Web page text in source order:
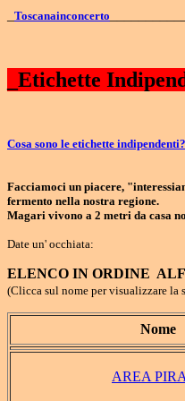
Toscanainconcerto
_Etichette
Cosa sono le etichette indipendenti?
Facciamoci un piacere,
fermento nella nostra regione.
Magari vivono a 2 metri da casa
Date un' occhiata:
ELENCO IN ORDINE
(Clicca sul nome per visualizzare la
Nome
AREA